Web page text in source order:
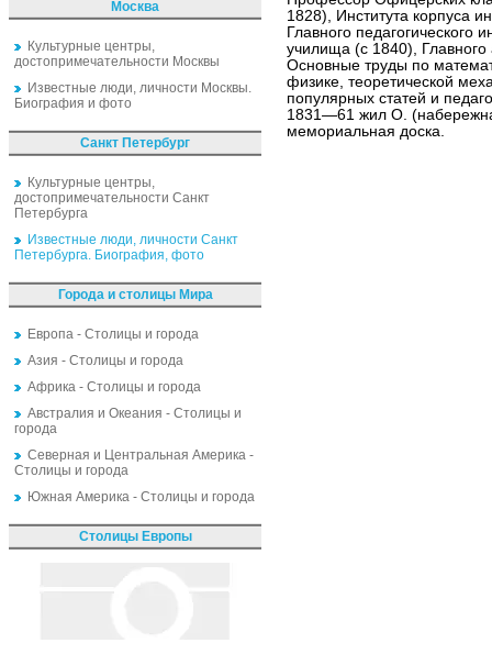
Москва
Культурные центры,
достопримечательности Москвы
Известные люди, личности Москвы.
Биография и фото
Санкт Петербург
Культурные центры,
достопримечательности Санкт
Петербурга
Известные люди, личности Санкт
Петербурга. Биография, фото
Города и столицы Мира
Европа - Столицы и города
Азия - Столицы и города
Африка - Столицы и города
Австралия и Океания - Столицы и
города
Северная и Центральная Америка -
Столицы и города
Южная Америка - Столицы и города
Столицы Европы
1828), Института корпуса
Главного педагогического
училища (с 1840),
Основные труды по
физике, теоретической
популярных статей и
1831—61 жил О.
мемориальная доска.